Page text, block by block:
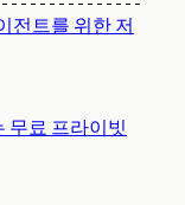
전트를 위한 저
료 프라이빗